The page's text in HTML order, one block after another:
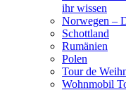
ihr wissen
Norwegen –
Schottland
Rumänien
Polen
Tour de
Wohnmobil